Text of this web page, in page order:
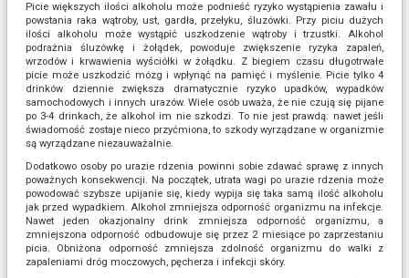
Picie większych ilości alkoholu może podnieść ryzyko wystąpienia zawału i
powstania raka wątroby, ust, gardła, przełyku, śluzówki. Przy piciu dużych
ilości alkoholu może wystąpić uszkodzenie wątroby i trzustki. Alkohol
podrażnia śluzówkę i żołądek, powoduje zwiększenie ryzyka zapaleń,
wrzodów i krwawienia wyściółki w żołądku. Z biegiem czasu długotrwałe
picie może uszkodzić mózg i wpłynąć na pamięć i myślenie. Picie tylko 4
drinków dziennie zwiększa dramatycznie ryzyko upadków, wypadków
samochodowych i innych urazów. Wiele osób uważa, że nie czują się pijane
po 3-4 drinkach, że alkohol im nie szkodzi. To nie jest prawdą: nawet jeśli
świadomość zostaje nieco przyćmiona, to szkody wyrządzane w organizmie
są wyrządzane niezauważalnie.
Dodatkowo osoby po urazie rdzenia powinni sobie zdawać sprawę z innych
poważnych konsekwencji. Na początek, utrata wagi po urazie rdzenia może
powodować szybsze upijanie się, kiedy wypija się taka samą ilość alkoholu
jak przed wypadkiem. Alkohol zmniejsza odporność organizmu na infekcje.
Nawet jeden okazjonalny drink zmniejsza odporność organizmu, a
zmniejszona odporność odbudowuje się przez 2 miesiące po zaprzestaniu
picia. Obniżona odporność zmniejsza zdolność organizmu do walki z
zapaleniami dróg moczowych, pęcherza i infekcji skóry.